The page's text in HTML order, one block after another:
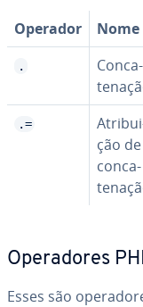
Operador Nome
.
Con­ca­
.=
ção de
con­ca­
Ope­ra­do­res
Esses são